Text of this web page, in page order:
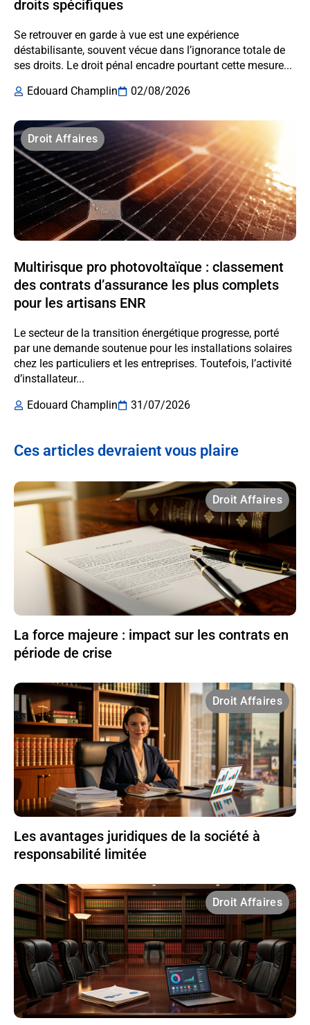
droits spécifiques
Se retrouver en garde à vue est une expérience
déstabilisante, souvent vécue dans l’ignorance totale de
ses droits. Le droit pénal encadre pourtant cette mesure...
Edouard Champlin
02/08/2026
Droit Affaires
Multirisque pro photovoltaïque : classement
des contrats d’assurance les plus complets
pour les artisans ENR
Le secteur de la transition énergétique progresse, porté
par une demande soutenue pour les installations solaires
chez les particuliers et les entreprises. Toutefois, l’activité
d’installateur...
Edouard Champlin
31/07/2026
Ces articles devraient vous plaire
Droit Affaires
La force majeure : impact sur les contrats en
période de crise
Droit Affaires
Les avantages juridiques de la société à
responsabilité limitée
Droit Affaires